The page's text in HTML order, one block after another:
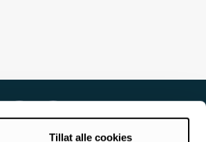
Tillat alle cookies